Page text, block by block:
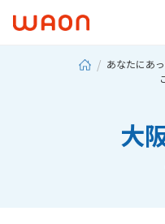
あなたにあ
大